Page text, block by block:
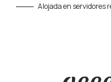
Alojada en servidores